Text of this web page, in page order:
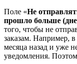
Поле «Не
прошло больше
того, чтобы не
заказам. Например, в
месяца назад и уже
уведомления.